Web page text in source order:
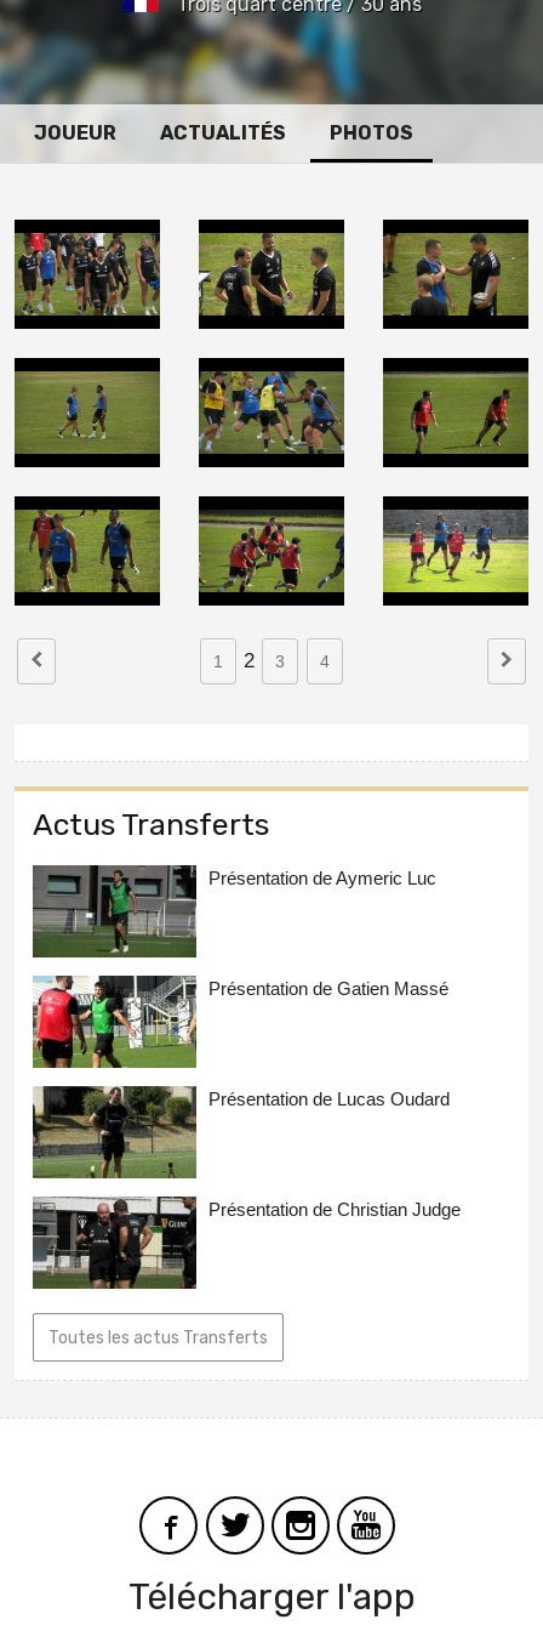
JOUEUR ACTUALITÉS PHOTOS
1 2 3 4
Actus Transferts
Présentation de Aymeric Luc
Présentation de Gatien Massé
Présentation de Lucas Oudard
Présentation de Christian Judge
Toutes les actus Transferts
Télécharger l'app